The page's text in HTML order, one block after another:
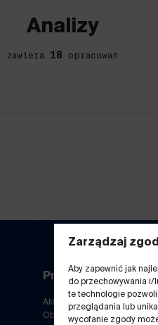
Zarządzaj
Aby zapewnić jak
do przechowywania i/
te technologie
przeglądania lub
wycofanie zgody
Analizy
zawiera 18 opracowań
Przydatne linki
Aktualności
Obserwatorium GZM